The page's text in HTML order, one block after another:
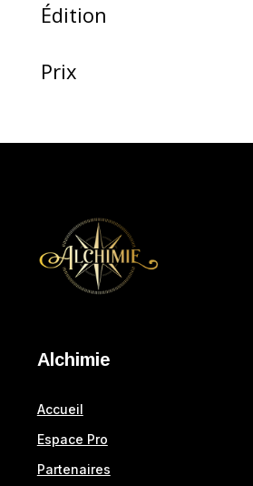
Édition
Prix
Alchimie
Accueil
Espace Pro
Partenaires